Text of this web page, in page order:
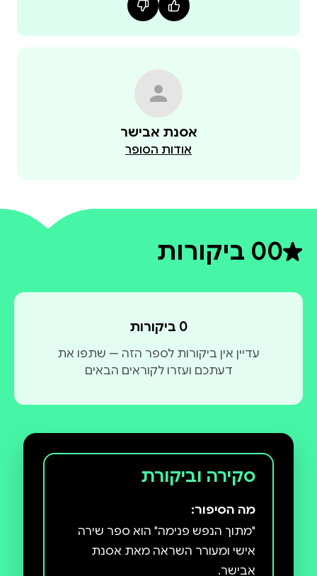
אסנת אבישר
אודות הסופר
0דירוג ממוצע 0 מתוך 5
0 ביקורות
0 ביקורות
עדיין אין ביקורות לספר הזה — שתפו את
דעתכם ועזרו לקוראים הבאים
סקירה וביקורת
מה הסיפור:
"מתוך הנפש פנימה" הוא ספר שירה
אישי ומעורר השראה מאת אסנת